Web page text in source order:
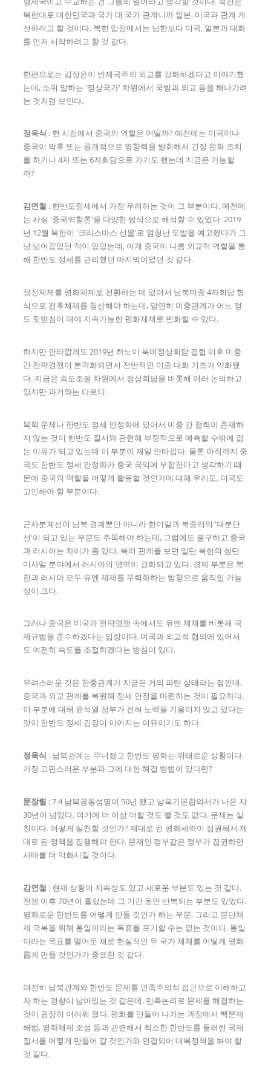
북한대로 대한민국과 국가 대 국가 관계니까 일본, 미국과 관계 개
선하려고 할 것이다. 북한 입장에서는 남한보다 미국, 일본과 대화
를 먼저 시작하려고 할 것 같다.
한편으로는 김정은이 반제국주의 외교를 강화하겠다고 이야기했
는데, 소위 말하는 '정상국가' 차원에서 국방과 외교 등을 해나가려
는 것처럼 보인다.
정욱식 : 현 시점에서 중국의 역할은 어떨까? 예전에는 미국이나
중국이 막후 또는 공개적으로 영향력을 발휘해서 긴장 완화 조치
를 하거나 4자 또는 6자회담으로 가기도 했는데 지금은 가능할
까?
김연철 : 한반도정세에서 가장 우려하는 것이 그 부분이다. 예전에
는 사실 '중국역할론'을 다양한 방식으로 해석할 수 있었다. 2019
년 12월 북한이 '크리스마스 선물'로 엄청난 도발을 예고했다가 그
냥 넘어갔었던 적이 있었는데, 이게 중국이 나름 외교적 역할을 통
해 한반도 정세를 관리했던 마지막이었던 것 같다.
정전체제를 평화체제로 전환하는 데 있어서 남북미중 4자회담 형
식으로 전후체제를 청산해야 하는데, 당연히 미중관계가 어느 정
도 뒷받침이 돼야 지속가능한 평화체제로 변화할 수 있다.
하지만 안타깝게도 2019년 하노이 북미정상회담 결렬 이후 미중
간 전략경쟁이 본격화되면서 전반적인 미중 대화 기조가 약화됐
다. 지금은 속도조절 차원에서 정상회담을 비롯해 여러 논의하고
있지만 과거와는 다르다.
북핵 문제나 한반도 정세 안정화에 있어서 미중 간 협력이 존재하
지 않는 것이 한반도 질서와 관련해 부정적으로 예측할 수밖에 없
는 이유가 되고 있는데 이 부분이 제일 안타깝다. 물론 아직까지 중
국도 한반도 정세 안정화가 중국 국익에 부합한다고 생각하기 때
문에 중국의 역할을 어떻게 활용할 것인가에 대해 우리도, 미국도
고민해야 할 부분이다.
군사분계선이 남북 경계뿐만 아니라 한미일과 북중러의 '대분단
선'이 되고 있는 부분도 주목해야 하는데, 그럼에도 불구하고 중국
과 러시아는 차이가 좀 있다. 북러 관계를 보면 일단 북한의 첨단
미사일 분야에서 러시아의 영역이 강화되고 있다. 경제 부분은 북
한과 러시아 모두 유엔 제재를 무력화하는 방향으로 움직일 가능
성이 크다.
그러나 중국은 미국과 전략경쟁 속에서도 유엔 제재를 비롯해 국
제규범을 준수하겠다는 입장이다. 미국과 외교적 협의에 있어서
도 여전히 속도를 조절하겠다는 방침이 있다.
우려스러운 것은 한중관계가 지금은 거의 파탄 상태라는 점인데,
중국과 외교 관계를 복원해 정세 안정을 마련하는 것이 필요하다.
이 부분에 대해 윤석열 정부가 전혀 노력을 기울이지 않고 있다는
것이 한반도 정세 긴장이 이어지는 이유이기도 하다.
정욱식 : 남북관계는 무너졌고 한반도 평화는 위태로운 상황이다.
가장 고민스러운 부분과 그에 대한 해결 방법이 있다면?
문장렬 : 7.4 남북공동성명이 50년 됐고 남북기본합의서가 나온 지
30년이 넘었다. 여기에 더 이상 더할 것도 뺄 것도 없다. 문제는 실
천이다. 어떻게 실천할 것인가? 제대로 된 평화세력이 집권해서 제
대로 된 정책을 집행해야 한다. 문재인 정부같은 정부가 집권하면
사태를 더 악화시킬 것이다.
김연철 : 현재 상황이 지속성도 있고 새로운 부분도 있는 것 같다.
전쟁 이후 70년이 흘렀는데 그 기간 동안 반복되는 부분도 있었다.
평화로운 한반도를 어떻게 만들 것인가 하는 부분, 그리고 분단체
제 극복을 위해 통일이라는 목표를 포기할 수는 없는 것이다. 통일
이라는 목표를 열어둔 채로 현실적인 두 국가 체제를 어떻게 평화
롭게 만들 것인가가 중요한 것 같다.
여전히 남북관계와 한반도 문제를 민족주의적 접근으로 이해하고
자 하는 경향이 남아있는 것 같은데, 민족논리로 문제를 해결하는
것이 굉장히 어려워 졌다. 평화를 만들어 나가는 과정에서 핵문제
해법, 평화체제 조성 등과 관련해서 최소한 한반도를 둘러싼 국제
질서를 어떻게 만들어 갈 것인가와 연결되어 대북정책을 봐야 할
것 같다.